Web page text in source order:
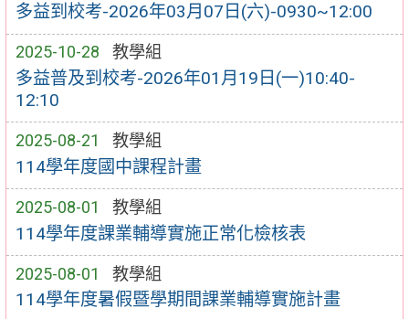
多益到校考-2026年03月07日(六)-0930~12:00
2025-10-28 教學組
多益普及到校考-2026年01月19日(一)10:40-
12:10
2025-08-21 教學組
114學年度國中課程計畫
2025-08-01 教學組
114學年度課業輔導實施正常化檢核表
2025-08-01 教學組
114學年度暑假暨學期間課業輔導實施計畫